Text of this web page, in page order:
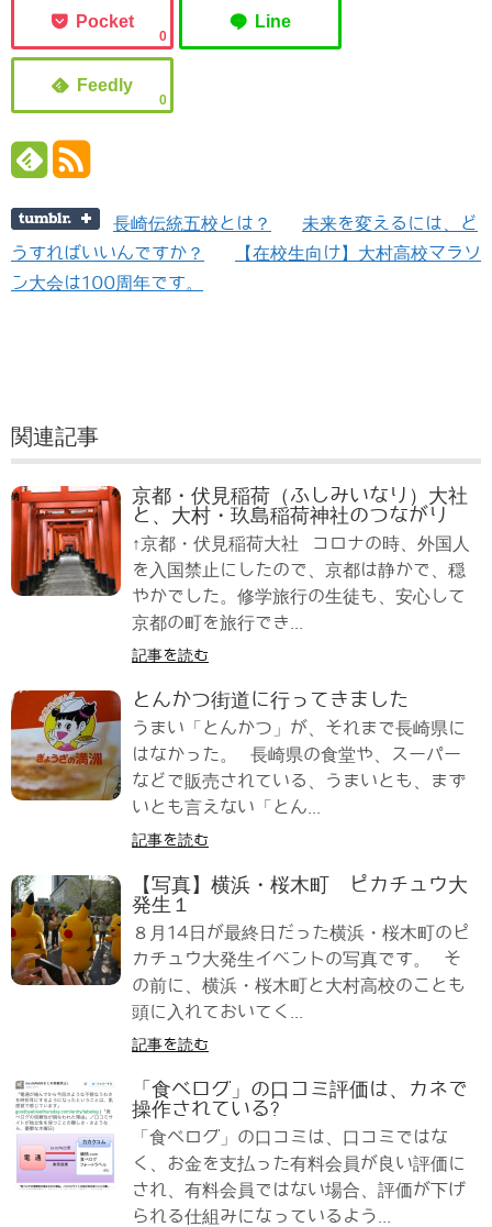
0
0
長崎伝統五校とは？
未来を変えるには、ど
うすればいいんですか？
【在校生向け】大村高校マラソ
ン大会は100周年です。
関連記事
京都・伏見稲荷（ふしみいなり）大社
と、大村・玖島稲荷神社のつながり
↑京都・伏見稲荷大社 コロナの時、外国人
を入国禁止にしたので、京都は静かで、穏
やかでした。修学旅行の生徒も、安心して
京都の町を旅行でき...
記事を読む
とんかつ街道に行ってきました
うまい「とんかつ」が、それまで長崎県に
はなかった。 長崎県の食堂や、スーパー
などで販売されている、うまいとも、まず
いとも言えない「とん...
記事を読む
【写真】横浜・桜木町 ピカチュウ大
発生１
８月14日が最終日だった横浜・桜木町のピ
カチュウ大発生イベントの写真です。 そ
の前に、横浜・桜木町と大村高校のことも
頭に入れておいてく...
記事を読む
「食べログ」の口コミ評価は、カネで
操作されている?
「食べログ」の口コミは、口コミではな
く、お金を支払った有料会員が良い評価に
され、有料会員ではない場合、評価が下げ
られる仕組みになっているよう...